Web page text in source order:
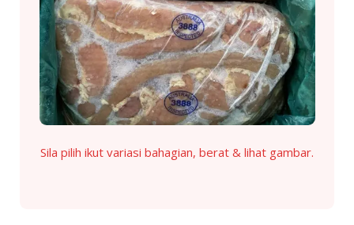
Sila pilih ikut variasi bahagian, berat & lihat gambar.